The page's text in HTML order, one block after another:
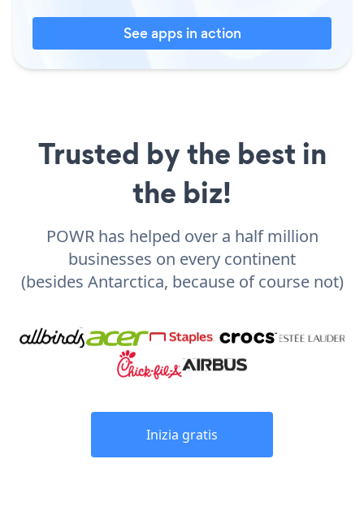
See apps in action
Trusted by the best in
the biz!
POWR has helped over a half million
businesses on every continent
(besides Antarctica, because of course not)
Inizia gratis